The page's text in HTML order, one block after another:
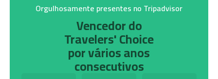
Orgulhosamente presentes no Tripadvisor
Vencedor do
Travelers' Choice
por vários anos
consecutivos